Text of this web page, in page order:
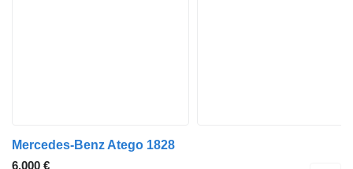
Mercedes-Benz Atego 1828
6.000 €